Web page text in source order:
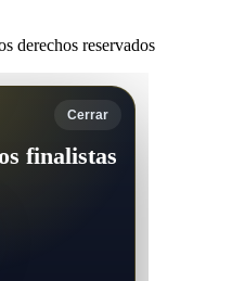
derechos reservados
Cerrar
finalistas